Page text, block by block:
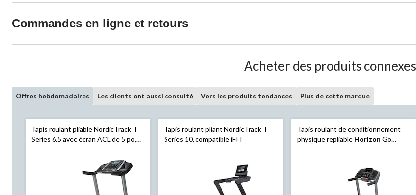
Commandes en ligne et retours
Acheter des produits connexes
Offres hebdomadaires Les clients ont aussi consulté Vers les produits tendances Plus de cette marque
Tapis roulant pliable NordicTrack T
Series 6.5 avec écran ACL de 5 po,
Tapis roulant pliant NordicTrack T
Series 10, compatible iFIT
Tapis roulant de conditionnement
physique repliable Horizon Go